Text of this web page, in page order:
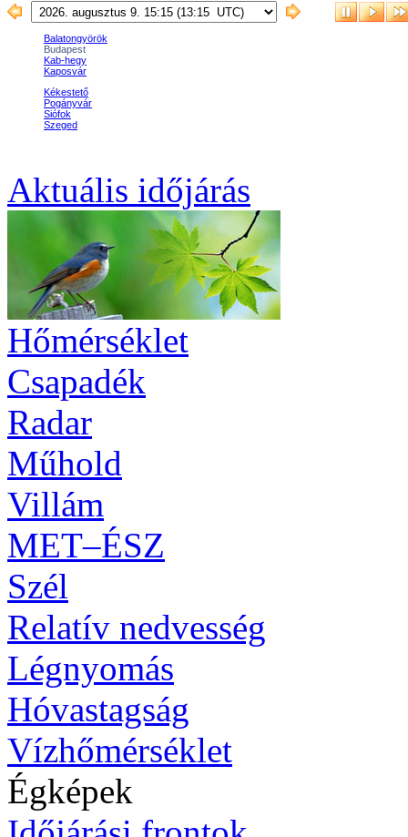
Aktuális időjárás
Hőmérséklet
Csapadék
Radar
Műhold
Villám
MET–ÉSZ
Szél
Relatív nedvesség
Légnyomás
Hóvastagság
Vízhőmérséklet
Égképek